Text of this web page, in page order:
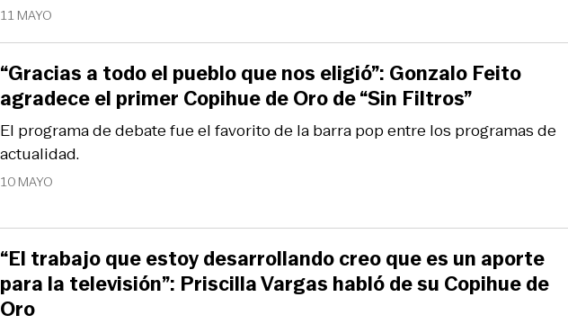
11 MAYO
10 MAYO
El programa de debate fue el favorito de la barra pop entre los programas de
actualidad.
“Gracias a todo el pueblo que nos eligió”: Gonzalo Feito
agradece el primer Copihue de Oro de “Sin Filtros”
“El trabajo que estoy desarrollando creo que es un aporte
para la televisión”: Priscilla Vargas habló de su Copihue de
Oro